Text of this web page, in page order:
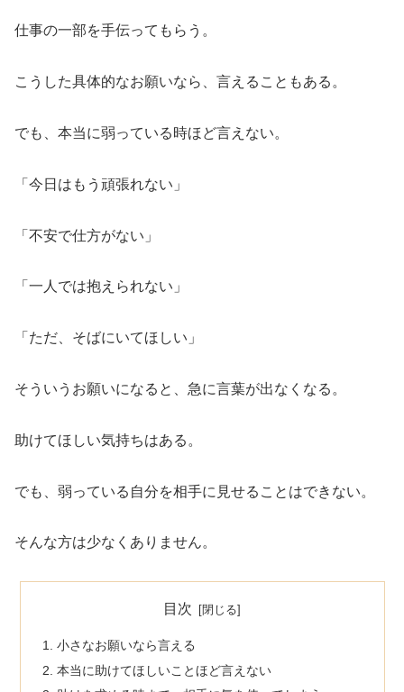
仕事の一部を手伝ってもらう。
こうした具体的なお願いなら、言えることもある。
でも、本当に弱っている時ほど言えない。
「今日はもう頑張れない」
「不安で仕方がない」
「一人では抱えられない」
「ただ、そばにいてほしい」
そういうお願いになると、急に言葉が出なくなる。
助けてほしい気持ちはある。
でも、弱っている自分を相手に見せることはできない。
そんな方は少なくありません。
目次
小さなお願いなら言える
本当に助けてほしいことほど言えない